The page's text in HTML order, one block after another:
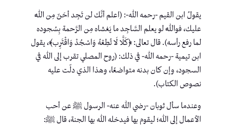
يقولُ ابن القيم -رحمه الله-: (اعلم أنَّك لن تَجِد أحَنّ مِن اللَّه
عليك، فواللَّه لو يعلم السَّاجِد ما يَغشاه مِن الرَّحمة بِسُجوده
لما رفع رأسه). قال تعالى: ﴿كَلَّا لَا تُطِعْهُ وَاسْجُدْ وَاقْتَرِب﴾، يقول
ابن تيمية -رحمه الله- في ذلك: (روح المصلي تقرب إلى الله في
السجود، وإن كان بدنه متواضعًا، وهذا الذي دلّت عليه
نصوص الكتاب).
وعندما سأل ثوبان -رضي الله عنه- الرسول ﷺ عن أحب
الأعمال إلى الله؛ ليقوم بها فيدخله الله بها الجنة، قال ﷺ: